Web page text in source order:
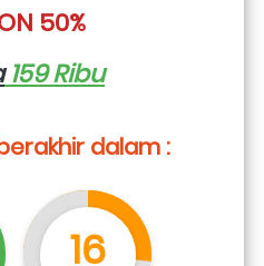
50%
159 Ribu
dalam :
16